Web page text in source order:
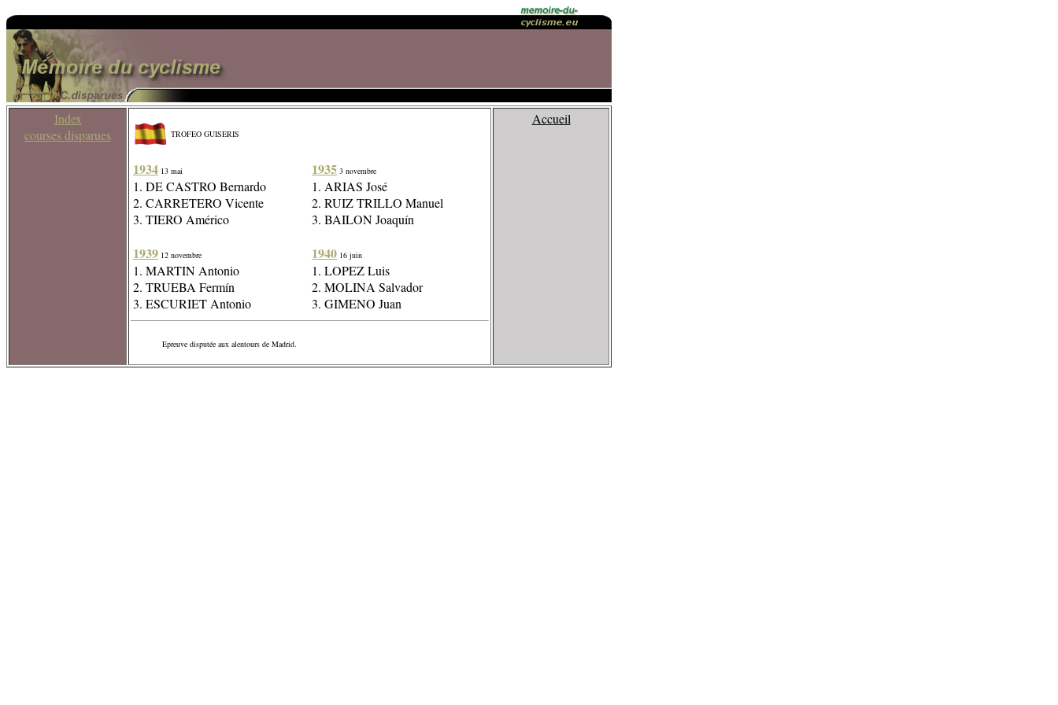
Index
courses disparues
TROFEO GUISERIS
1934 13 mai
1. DE CASTRO Bernardo
2. CARRETERO Vicente
3. TIERO Américo
1939 12 novembre
1. MARTIN Antonio
2. TRUEBA Fermín
3. ESCURIET Antonio
1935 3 novembre
1. ARIAS José
2. RUIZ TRILLO Manuel
3. BAILON Joaquín
1940 16 juin
1. LOPEZ Luis
2. MOLINA Salvador
3. GIMENO Juan
Epreuve disputée aux alentours de Madrid.
Accueil